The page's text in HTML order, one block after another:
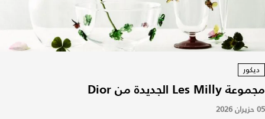
ديكور
مجموعة Les Milly الجديدة من Dior
05 حزيران 2026